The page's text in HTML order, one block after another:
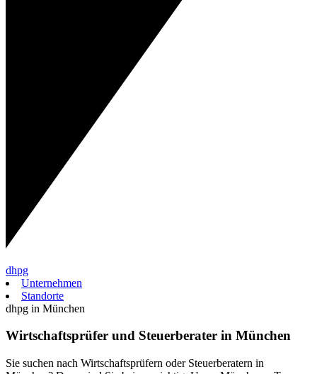
dhpg
Unternehmen
Standorte
dhpg in München
Wirtschaftsprüfer und Steuerberater in München
Sie suchen nach Wirtschaftsprüfern oder Steuerberatern in